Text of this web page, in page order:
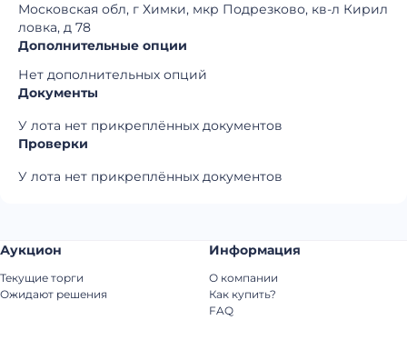
Московская обл, г Химки, мкр Подрезково, кв-л Кирил
ловка, д 78
Дополнительные опции
Нет дополнительных опций
Документы
У лота нет прикреплённых документов
Проверки
У лота нет прикреплённых документов
Аукцион
Текущие торги
Ожидают решения
Информация
О компании
Как купить?
FAQ